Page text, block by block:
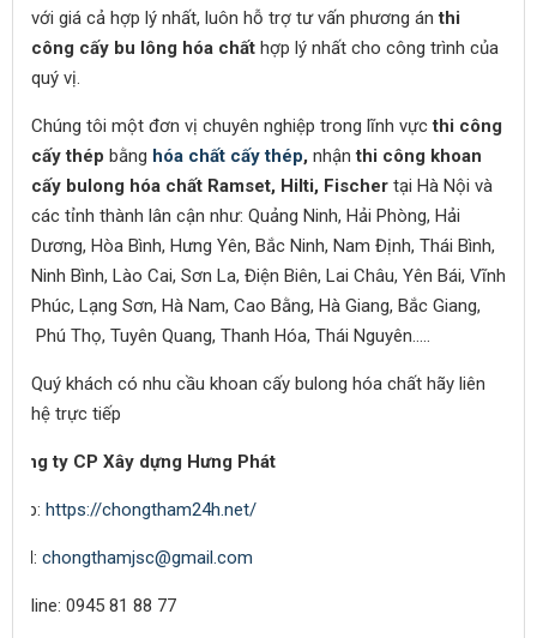
với giá cả hợp lý nhất, luôn hỗ trợ tư vấn phương ánthi
công cấy bu lông hóa chất hợp lý nhất cho công trình của
quý vị.
Chúng tôi một đơn vị chuyên nghiệp trong lĩnh vựcthi công
cấy thép bằng hóa chất cấy thép, nhậnthi công khoan
cấy bulong hóa chất Ramset, Hilti, Fischer tại Hà Nội và
các tỉnh thành lân cận như: Quảng Ninh, Hải Phòng, Hải
Dương, Hòa Bình, Hưng Yên, Bắc Ninh, Nam Định, Thái Bình,
Ninh Bình, Lào Cai, Sơn La, Điện Biên, Lai Châu, Yên Bái, Vĩnh
Phúc, Lạng Sơn, Hà Nam, Cao Bằng, Hà Giang, Bắc Giang,
Phú Thọ, Tuyên Quang, Thanh Hóa, Thái Nguyên..…
Quý khách có nhu cầu khoan cấy bulong hóa chất hãy liên
hệ trực tiếp
Công ty CP Xây dựng Hưng Phát
Web: https://chongtham24h.net/
Mail: chongthamjsc@gmail.com
Hotline: 0945 81 88 77